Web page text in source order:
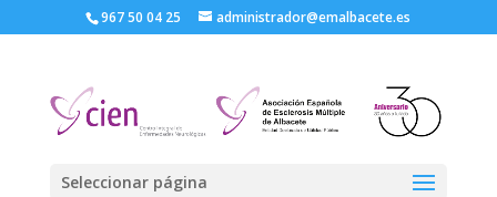
967 50 04 25 administrador@emalbacete.es
Seleccionar página